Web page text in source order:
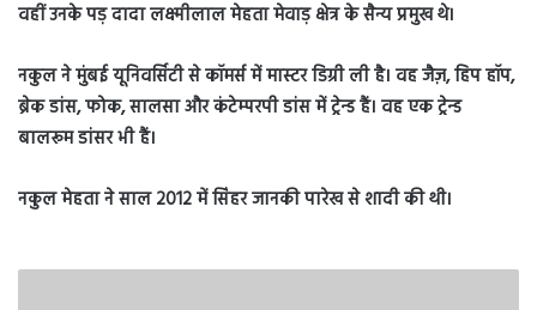
वहीं उनके पड़ दादा लक्ष्मीलाल मेहता मेवाड़ क्षेत्र के सैन्य प्रमुख थे।
नकुल ने मुंबई यूनिवर्सिटी से कॉमर्स में मास्टर डिग्री ली है। वह जैज़, हिप हॉप,
ब्रेक डांस, फोक, सालसा और कंटेम्परपी डांस में ट्रेन्ड हैं। वह एक ट्रेन्ड
बालरूम डांसर भी हैं।
नकुल मेहता ने साल 2012 में सिंहर जानकी पारेख से शादी की थी।